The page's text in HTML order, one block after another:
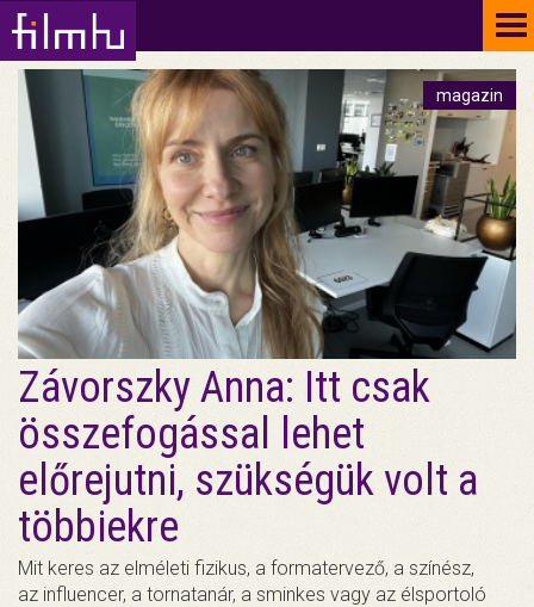
magazin
Závorszky Anna: Itt csak
összefogással lehet
előrejutni, szükségük volt a
többiekre
Mit keres az elméleti fizikus, a formatervező, a színész,
az influencer, a tornatanár, a sminkes vagy az élsportoló